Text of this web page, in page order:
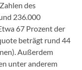
des
236.000
67 Prozent der
beträgt rund 44
Außerdem
unter anderem